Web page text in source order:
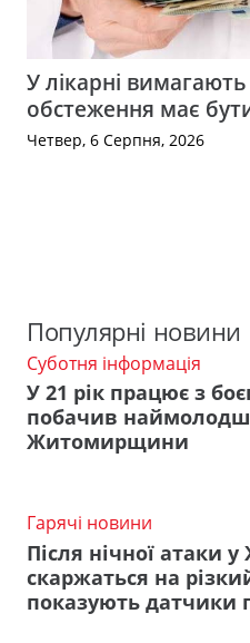
У лікарні
обстеження має
Четвер, 6 Серпня, 2026
Популярні новини
Суботня інформація
У 21 рік працює з
побачив
Житомирщини
Гарячі новини
Після нічної атаки
скаржаться на
показують датчики